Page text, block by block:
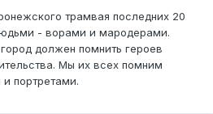
трамвая последних 20
- ворами и мародерами.
должен помнить героев
Мы их всех помним
портретами.